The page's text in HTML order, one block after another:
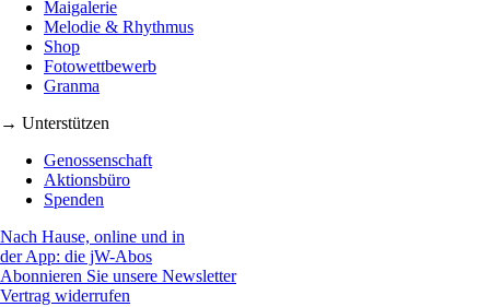
Maigalerie
Melodie & Rhythmus
Shop
Fotowettbewerb
Granma
→ Unterstützen
Genossenschaft
Aktionsbüro
Spenden
Nach Hause, online und in
der App: die jW-Abos
Abonnieren Sie unsere Newsletter
Vertrag widerrufen